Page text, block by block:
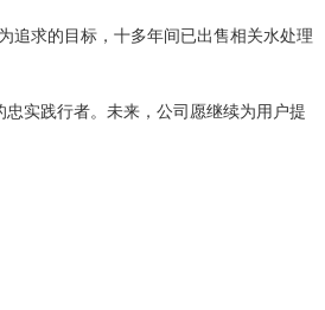
追求的目标，十多年间已出售相关水处理
实践行者。未来，公司愿继续为用户提